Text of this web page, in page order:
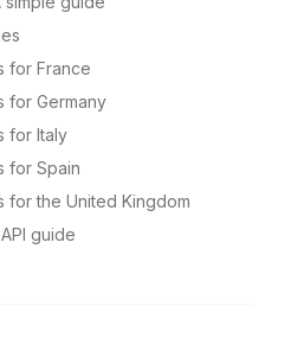
for France
for Germany
for Italy
for Spain
the United Kingdom
guide